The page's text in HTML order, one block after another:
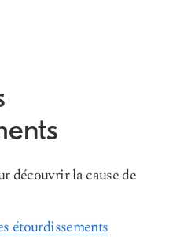
découvrir la cause de
étourdissements